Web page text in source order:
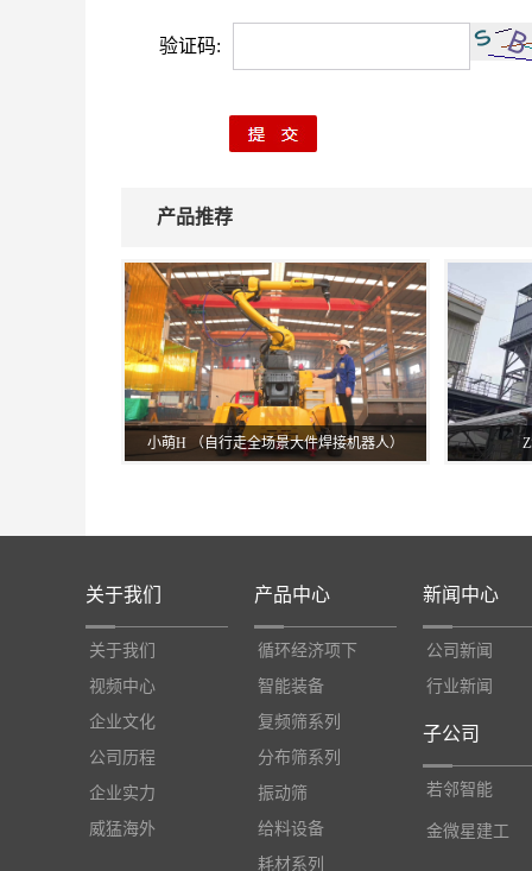
验证码:
产品推荐
小萌H （自行走全场景大件焊接机器人）
关于我们
关于我们
视频中心
企业文化
公司历程
企业实力
威猛海外
产品中心
循环经济项下
智能装备
复频筛系列
分布筛系列
振动筛
给料设备
耗材系列
新闻中心
公司新闻
行业新闻
子公司
若邻智能
金微星建工